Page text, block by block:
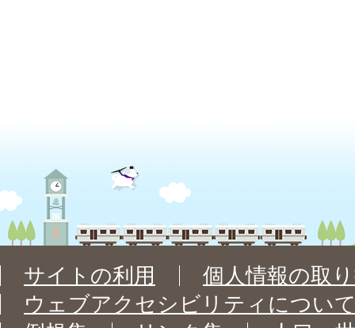
サイトの利用
個人情報の取
ウェブアクセシビリティについ